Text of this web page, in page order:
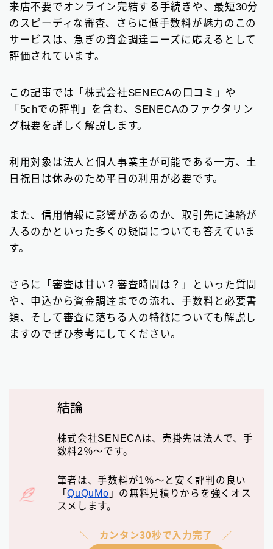
近畿地方の消費者金融 28
中国地方・四国地方の消費者金融 23
九州地方の消費者金融
中小消費者金融で借りる 12
ビジネスローン
個人間融資は要注意 22
おまとめローン 6
来店不要でオンライン完結する手続きや、最短30分
のスピーディな審査、さらに低手数料が魅力のこの
サービスは、急ぎの資金調達ニーズに応えるとして
評価されています。
この記事では「株式会社SENECAの口コミ」や
「5chでの評判」を含む、SENECAのファクタリン
グ概要を詳しく解説します。
利用対象は法人と個人事業主が可能である一方、土
日祝日は休みのため平日の利用が必要です。
また、信用情報に影響があるのか、取引先に連絡が
入るのかといった多くの疑問についても答えていま
す。
さらに「審査は甘い？審査時間は？」といった質問
や、申込から資金調達までの流れ、手数料と必要書
類、そして審査に落ちる人の特徴についても解説し
ますのでぜひ参考にしてください。
結論
株式会社SENECAは、売掛先は法人で、手
数料2％〜です。
筆者は、手数料が1％〜と安く評判の良い
「QuQuMo 」の無料見積りからを強くオス
スメします。
カンタン30秒で入力完了